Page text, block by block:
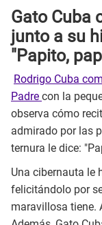
Gato Cuba
junto a su
"Papito,
Rodrigo Cuba
Padre con la
observa cómo
admirado por las
ternura le dice:
Una cibernauta le
felicitándolo por
maravillosa tiene.